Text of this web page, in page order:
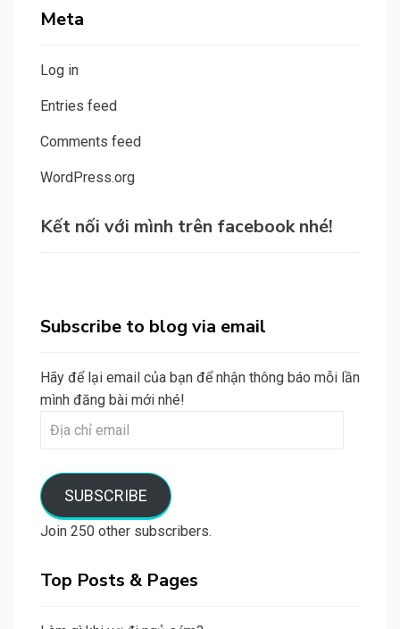
Meta
Log in
Entries feed
Comments feed
WordPress.org
Kết nối với mình trên facebook nhé!
Subscribe to blog via email
Hãy để lại email của bạn để nhận thông báo mỗi lần
mình đăng bài mới nhé!
Địa
SUBSCRIBE
Join 250 other subscribers.
Top Posts & Pages